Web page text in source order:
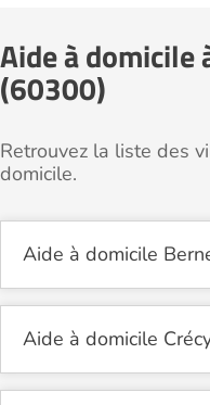
Aide à domicile
(60300)
Retrouvez la liste des
domicile.
Aide à domicile
Aide à domicile